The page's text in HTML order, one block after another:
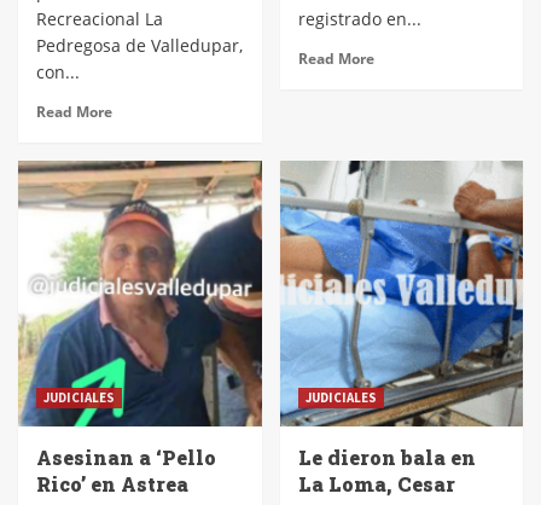
Recreacional La
Pedregosa de Valledupar,
con...
Read More
registrado en...
Read More
JUDICIALES
Asesinan a ‘Pello
Rico’ en Astrea
JUDICIALES
Le dieron bala en
La Loma, Cesar